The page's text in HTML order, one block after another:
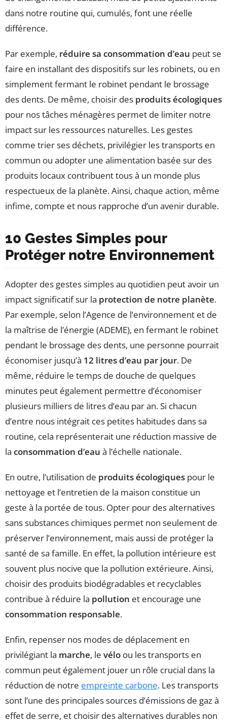
dans notre routine qui, cumulés, font une réelle
différence.
Par exemple, réduire sa consommation d’eau peut se
faire en installant des dispositifs sur les robinets, ou en
simplement fermant le robinet pendant le brossage
des dents. De même, choisir des produits écologiques
pour nos tâches ménagères permet de limiter notre
impact sur les ressources naturelles. Les gestes
comme trier ses déchets, privilégier les transports en
commun ou adopter une alimentation basée sur des
produits locaux contribuent tous à un monde plus
respectueux de la planète. Ainsi, chaque action, même
infime, compte et nous rapproche d’un avenir durable.
10 Gestes Simples pour
Protéger notre Environnement
Adopter des gestes simples au quotidien peut avoir un
impact significatif sur la protection de notre planète.
Par exemple, selon l’Agence de l’environnement et de
la maîtrise de l’énergie (ADEME), en fermant le robinet
pendant le brossage des dents, une personne pourrait
économiser jusqu’à 12 litres d’eau par jour. De
même, réduire le temps de douche de quelques
minutes peut également permettre d’économiser
plusieurs milliers de litres d’eau par an. Si chacun
d’entre nous intégrait ces petites habitudes dans sa
routine, cela représenterait une réduction massive de
la consommation d’eau à l’échelle nationale.
En outre, l’utilisation de produits écologiques pour le
nettoyage et l’entretien de la maison constitue un
geste à la portée de tous. Opter pour des alternatives
sans substances chimiques permet non seulement de
préserver l’environnement, mais aussi de protéger la
santé de sa famille. En effet, la pollution intérieure est
souvent plus nocive que la pollution extérieure. Ainsi,
choisir des produits biodégradables et recyclables
contribue à réduire la pollution et encourage une
consommation responsable.
Enfin, repenser nos modes de déplacement en
privilégiant la marche, le vélo ou les transports en
commun peut également jouer un rôle crucial dans la
réduction de notre empreinte carbone. Les transports
sont l’une des principales sources d’émissions de gaz à
effet de serre, et choisir des alternatives durables non